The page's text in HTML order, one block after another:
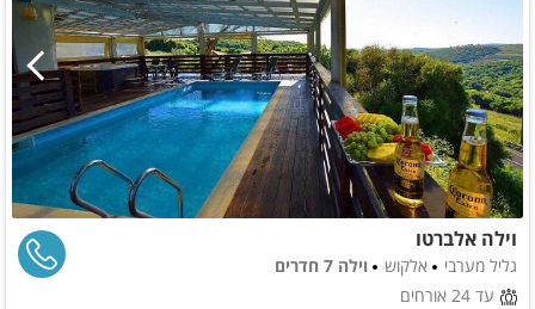
וילה אלברטו
גליל מערבי אלקוש
וילה 7 חדרים
עד 24 אורחים